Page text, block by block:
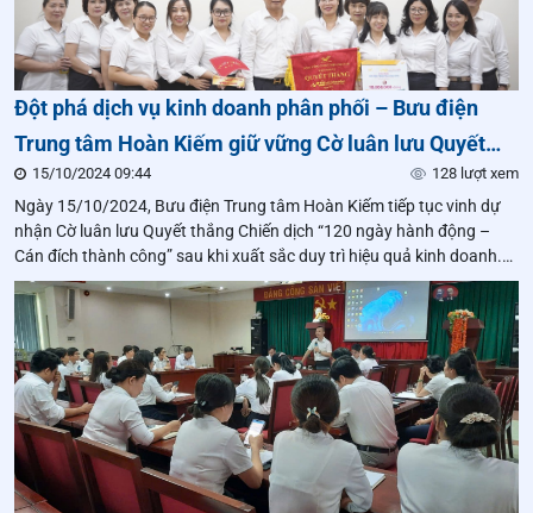
Đột phá dịch vụ kinh doanh phân phối – Bưu điện
Trung tâm Hoàn Kiếm giữ vững Cờ luân lưu Quyết
thắng tuần thứ 2 liên tiếp
15/10/2024 09:44 128 lượt xem
Ngày 15/10/2024, Bưu điện Trung tâm Hoàn Kiếm tiếp tục vinh dự
nhận Cờ luân lưu Quyết thắng Chiến dịch “120 ngày hành động –
Cán đích thành công” sau khi xuất sắc duy trì hiệu quả kinh doanh.
Đây là tuần thứ 2 liên tiếp đơn vị đạt Cờ luân lưu Quyết thắng của
Tổng công ty trong Chiến dịch.